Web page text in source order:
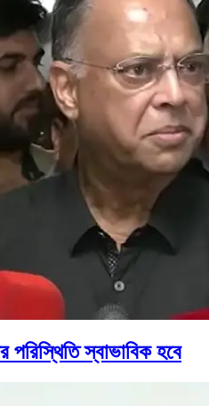
পরিস্থিতি স্বাভাবিক হবে